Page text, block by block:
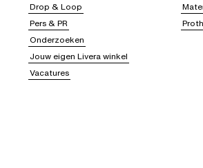
Drop & Loop
Pers & PR
Onderzoeken
Jouw eigen Livera winkel
Vacatures